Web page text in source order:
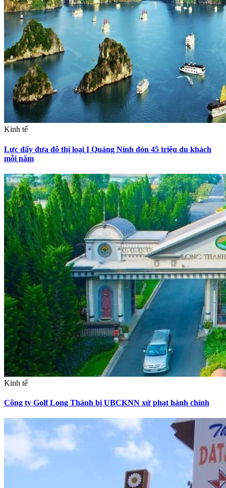
Kinh tế
Lực đẩy đưa đô thị loại I Quảng Ninh đón 45 triệu du khách
mỗi năm
Kinh tế
Công ty Golf Long Thành bị UBCKNN xử phạt hành chính